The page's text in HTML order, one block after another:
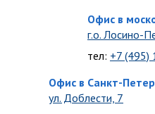
Офис в
г.о. Лосино-
тел: +7 (495)
Офис в Санкт-
ул. Доблести, 7